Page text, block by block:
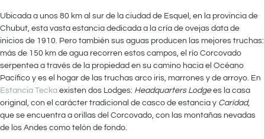
Ubicada a unos 80 km al sur de la ciudad de Esquel, en la provincia de
Chubut, esta vasta estancia dedicada a la cría de ovejas data de
inicios de 1910. Pero también sus aguas producen las mejores truchas:
más de 150 km de agua recorren estos campos, el río Corcovado
serpentea a través de la propiedad en su camino hacia el Océano
Pacífico y es el hogar de las truchas arco iris, marrones y de arroyo. En
Estancia Tecka existen dos Lodges: Headquarters Lodgees la casa
original, con el carácter tradicional de casco de estancia y Caridad,
que se encuentra a orillas del Corcovado, con las montañas nevadas
de los Andes como telón de fondo.